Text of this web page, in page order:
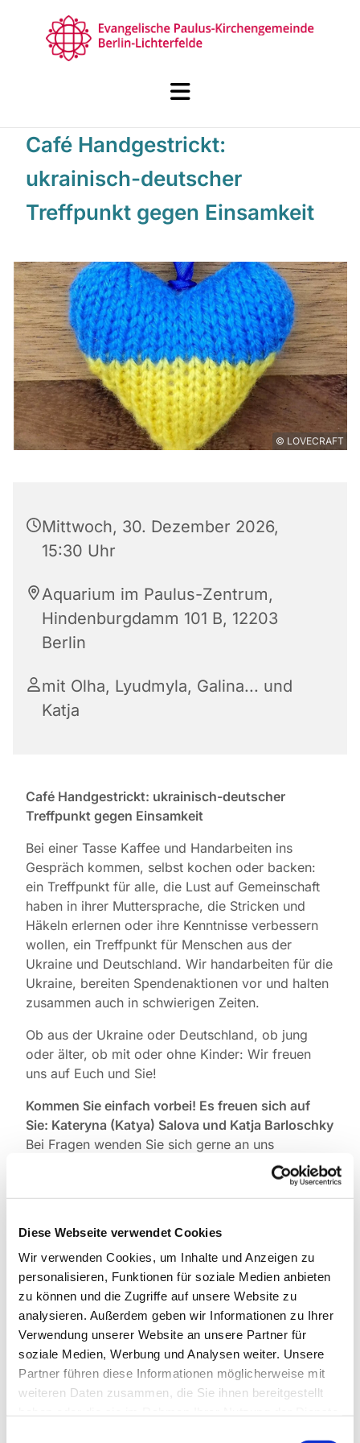
Diese Webseite verwendet Cookies
Wir verwenden Cookies, um Inhalte und Anzeigen zu
personalisieren, Funktionen für soziale Medien anbieten
zu können und die Zugriffe auf unsere Website zu
analysieren. Außerdem geben wir Informationen zu Ihrer
Verwendung unserer Website an unsere Partner für
soziale Medien, Werbung und Analysen weiter. Unsere
Partner führen diese Informationen möglicherweise mit
weiteren Daten zusammen, die Sie ihnen bereitgestellt
Café Handgestrickt:
ukrainisch-deutscher
Treffpunkt gegen Einsamkeit
© LOVECRAFT
Mittwoch, 30. Dezember 2026,
15:30 Uhr
Aquarium im Paulus-Zentrum,
Hindenburgdamm 101 B, 12203
Berlin
mit Olha, Lyudmyla, Galina... und
Katja
Café Handgestrickt: ukrainisch-deutscher
Treffpunkt gegen Einsamkeit
Bei einer Tasse Kaffee und Handarbeiten ins
Gespräch kommen, selbst kochen oder backen:
ein Treffpunkt für alle, die Lust auf Gemeinschaft
haben in ihrer Muttersprache, die Stricken und
Häkeln erlernen oder ihre Kenntnisse verbessern
wollen, ein Treffpunkt für Menschen aus der
Ukraine und Deutschland. Wir handarbeiten für die
Ukraine, bereiten Spendenaktionen vor und halten
zusammen auch in schwierigen Zeiten.
Ob aus der Ukraine oder Deutschland, ob jung
oder älter, ob mit oder ohne Kinder: Wir freuen
uns auf Euch und Sie!
Kommen Sie einfach vorbei! Es freuen sich auf
Sie: Kateryna (Katya) Salova und Katja Barloschky
Bei Fragen wenden Sie sich gerne an uns
barloschky@paulus-lichterfelde.de
Ми в'яжемо шапки та шарфи, пінетки для
сердечка для дітей і дорослих в Україні, для
себе а також для безхатченків Берліну.
Під час зустрічей у нашому Кафе ви заведете
нові знайомства, під час розмови за філіжанкою
кави з частуванням, навчитеся в'язати спицями
або гачком.Ви можете відновити та
вдосконалити вже набуті навички з цього
рукоділля! Наше Кафе - це місце зустрічі людей